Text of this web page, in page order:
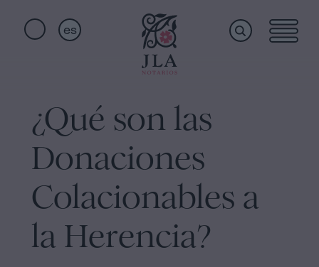
es
Servicios
Quiénes
somos
rápidos
Jura
de
Nacionalidad
Notaría
Herencias
¿Qué son las
Donaciones
Colacionables a
la Herencia?